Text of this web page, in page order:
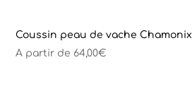
Coussin peau de vache Chamonix
A partir de 64,00€